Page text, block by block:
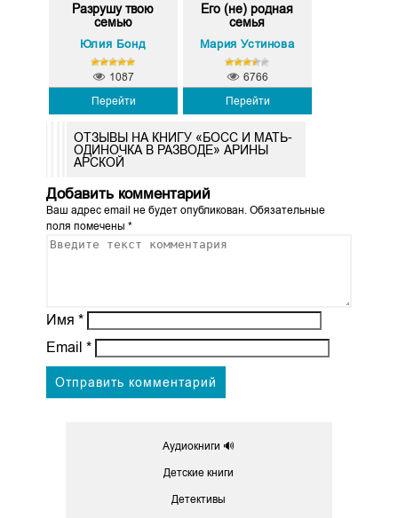
Разрушу твою
семью
Юлия Бонд
Перейти
1087
Его (не) родная
семья
Мария Устинова
Перейти
6766
ОТЗЫВЫ НА КНИГУ «БОСС И МАТЬ-
ОДИНОЧКА В РАЗВОДЕ» АРИНЫ
АРСКОЙ
Добавить комментарий
Ваш адрес email не будет опубликован.Обязательные
поля помечены *
Имя *
Email *
Аудиокниги 🔊
Детские книги
Детективы